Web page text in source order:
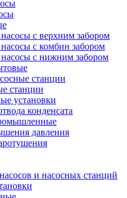
с верхним забором
с комбин забором
с нижним забором
станции
станции
установки
конденсата
давления
и насосных станций